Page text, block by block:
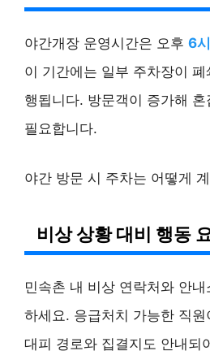
야간개장 운영시간은 오후 6시
이 기간에는 일부 주차장이
행됩니다. 방문객이 증가해
필요합니다.
야간 방문 시 주차는 어떻게
비상 상황 대비 행동
민속촌 내 비상 연락처와 안
하세요. 응급처치 가능한 직
대피 경로와 집결지도 안내되